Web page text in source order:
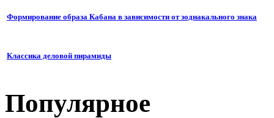
Формирование образа Кабана в зависимости от зодиакального знака
Классика деловой пирамиды
Популярное